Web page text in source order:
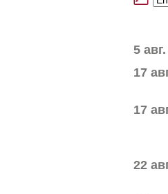
5
17
17
22